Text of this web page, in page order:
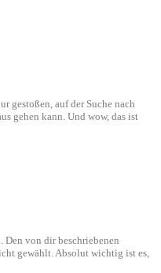
gestoßen, auf der Suche nach
gehen kann. Und wow, das ist
von dir beschriebenen
gewählt. Absolut wichtig ist es,